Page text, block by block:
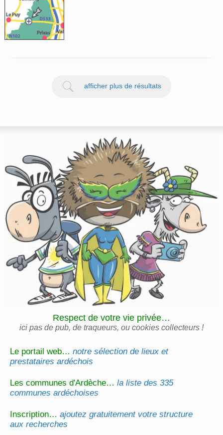
afficher plus de résultats
Le portail web…notre sélection de lieux et
prestataires ardéchois
Les communes d'Ardèche…la liste des 335
communes ardéchoises
Inscription…ajoutez gratuitement votre structure
aux recherches
Respect de votre vie privée…
ici pas de pub, de traqueurs, ou cookies collecteurs !